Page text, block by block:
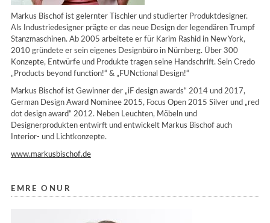
Markus Bischof ist gelernter Tischler und studierter Produktdesigner.
Als Industriedesigner prägte er das neue Design der legendären Trumpf
Stanzmaschinen. Ab 2005 arbeitete er für Karim Rashid in New York,
2010 gründete er sein eigenes Designbüro in Nürnberg. Über 300
Konzepte, Entwürfe und Produkte tragen seine Handschrift. Sein Credo
„Products beyond function!“ & „FUNctional Design!“
Markus Bischof ist Gewinner der „iF design awards“ 2014 und 2017,
German Design Award Nominee 2015, Focus Open 2015 Silver und „red
dot design award“ 2012. Neben Leuchten, Möbeln und
Designerprodukten entwirft und entwickelt Markus Bischof auch
Interior- und Lichtkonzepte.
www.markusbischof.de
EMRE ONUR